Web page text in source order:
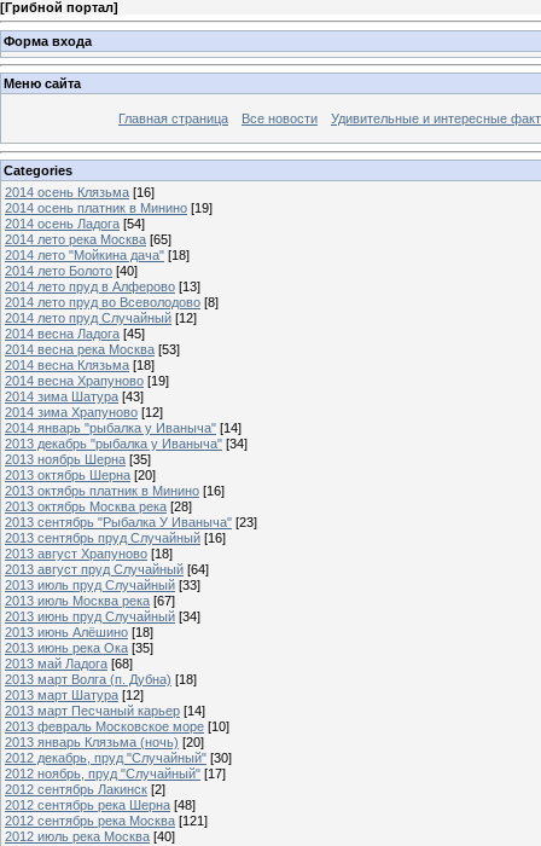
[Грибной портал]
Форма входа
Меню сайта
Главная страница Все новости Удивительные и интересные
Categories
2014 осень Клязьма [16]
2014 осень платник в Минино [19]
2014 осень Ладога [54]
2014 лето река Москва [65]
2014 лето "Мойкина дача" [18]
2014 лето Болото [40]
2014 лето пруд в Алферово [13]
2014 лето пруд во Всеволодово [8]
2014 лето пруд Случайный [12]
2014 весна Ладога [45]
2014 весна река Москва [53]
2014 весна Клязьма [18]
2014 весна Храпуново [19]
2014 зима Шатура [43]
2014 зима Храпуново [12]
2014 январь "рыбалка у Иваныча" [14]
2013 декабрь "рыбалка у Иваныча" [34]
2013 ноябрь Шерна [35]
2013 октябрь Шерна [20]
2013 октябрь платник в Минино [16]
2013 октябрь Москва река [28]
2013 сентябрь "Рыбалка У Иваныча" [23]
2013 сентябрь пруд Случайный [16]
2013 август Храпуново [18]
2013 август пруд Случайный [64]
2013 июль пруд Случайный [33]
2013 июль Москва река [67]
2013 июнь пруд Случайный [34]
2013 июнь Алёшино [18]
2013 июнь река Ока [35]
2013 май Ладога [68]
2013 март Волга (п. Дубна) [18]
2013 март Шатура [12]
2013 март Песчаный карьер [14]
2013 февраль Московское море [10]
2013 январь Клязьма (ночь) [20]
2012 декабрь, пруд "Случайный" [30]
2012 ноябрь, пруд "Случайный" [17]
2012 сентябрь Лакинск [2]
2012 сентябрь река Шерна [48]
2012 сентябрь река Москва [121]
2012 июль река Москва [40]